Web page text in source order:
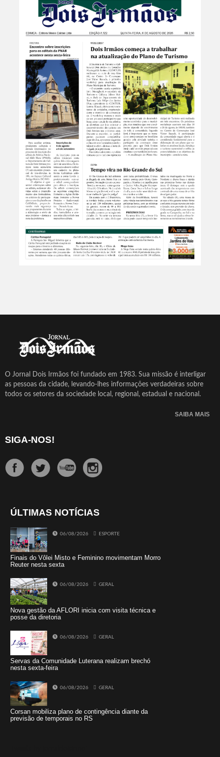
O Jornal Dois Irmãos foi fundado em 1983. Sua missão é interligar
as pessoas da cidade, levando-lhes informações verdadeiras sobre
todos os setores da sociedade local, regional, estadual e nacional.
SAIBA MAIS
SIGA-NOS!
ÚLTIMAS NOTÍCIAS
06/08/2026 ESPORTE
Finais do Vôlei Misto e Feminino movimentam Morro
Reuter nesta sexta
06/08/2026 GERAL
Nova gestão da AFLORI inicia com visita técnica e
posse da diretoria
06/08/2026 GERAL
Servas da Comunidade Luterana realizam brechó
nesta sexta-feira
06/08/2026 GERAL
Corsan mobiliza plano de contingência diante da
previsão de temporais no RS